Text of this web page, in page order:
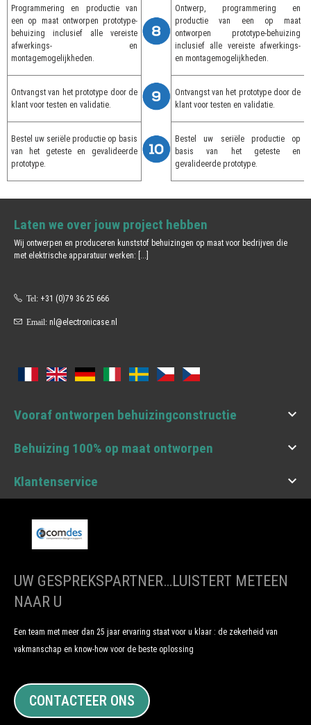
Programmering en productie van
een op maat ontworpen prototype-
behuizing inclusief alle vereiste
afwerkings- en
montagemogelijkheden.
Ontwerp, programmering en
productie van een op maat
ontworpen prototype-behuizing
inclusief alle vereiste afwerkings-
en montagemogelijkheden.
Ontvangst van het prototype door de
klant voor testen en validatie.
Ontvangst van het prototype door de
klant voor testen en validatie.
Bestel uw seriële productie op basis
van het geteste en gevalideerde
prototype.
Bestel uw seriële productie op
basis van het geteste en
gevalideerde prototype.
Laten we over jouw project hebben
Wij ontwerpen en produceren kunststof behuizingen op maat voor bedrijven die
met elektrische apparatuur werken: [...]
Tel: +31 (0)79 36 25 666
Email: nl@electronicase.nl
Vooraf ontworpen behuizingconstructie 
Behuizing 100% op maat ontworpen 
Klantenservice 
UW GESPREKSPARTNER…LUISTERT METEEN
NAAR U
Een team met meer dan 25 jaar ervaring staat voor u klaar : de zekerheid van
vakmanschap en know-how voor de beste oplossing
CONTACTEER ONS